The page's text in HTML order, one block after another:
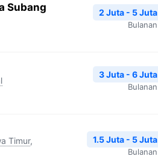
Subang 2 Juta - 5 Juta
Bulanan
3 Juta - 6 Juta
Bulanan
Timur,
1.5 Juta - 5 Juta
Bulanan